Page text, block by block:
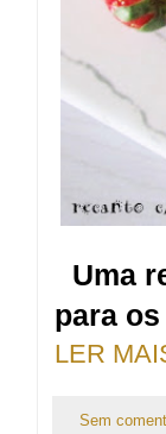
Uma
para
LER
Sem